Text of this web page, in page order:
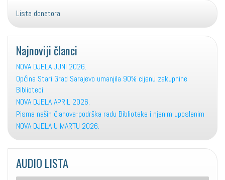
Lista donatora
Najnoviji članci
NOVA DJELA JUNI 2026.
Općina Stari Grad Sarajevo umanjila 90% cijenu zakupnine
Biblioteci
NOVA DJELA APRIL 2026.
Pisma naših članova-podrška radu Biblioteke i njenim uposlenim
NOVA DJELA U MARTU 2026.
AUDIO LISTA